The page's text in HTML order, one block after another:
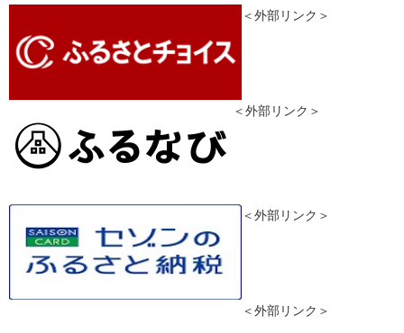
＜外部リンク＞
＜外部リンク＞
＜外部リンク＞
＜外部リンク＞